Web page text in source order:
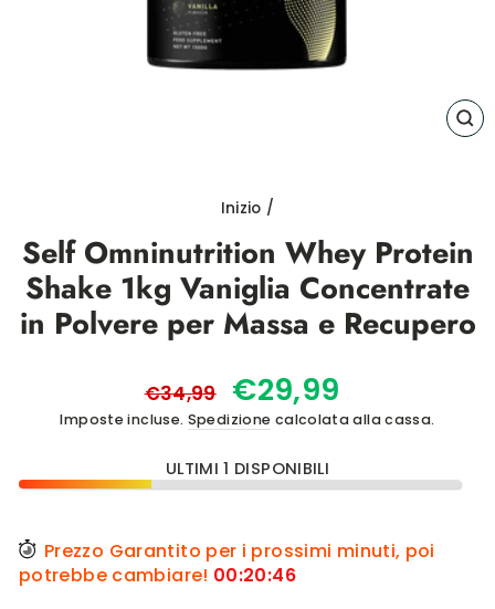
Inizio /
Self Omninutrition Whey Protein
Shake 1kg Vaniglia Concentrate
in Polvere per Massa e Recupero
di
listino
€34,99
Prezzo
scontato
€29,99
Imposte incluse. Spedizione calcolata alla cassa.
ULTIMI 1 DISPONIBILI
Prezzo Garantito per i prossimi minuti, poi
potrebbe cambiare! 00:20:46